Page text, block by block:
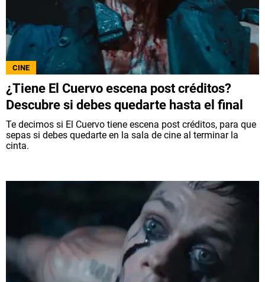
CINE
¿Tiene El Cuervo escena post créditos?
Descubre si debes quedarte hasta el final
Te decimos si El Cuervo tiene escena post créditos, para que
sepas si debes quedarte en la sala de cine al terminar la
cinta.